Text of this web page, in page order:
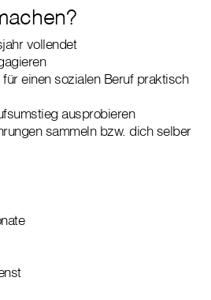
vollendet
einen sozialen Beruf praktisch
ausprobieren
sammeln bzw. dich selber